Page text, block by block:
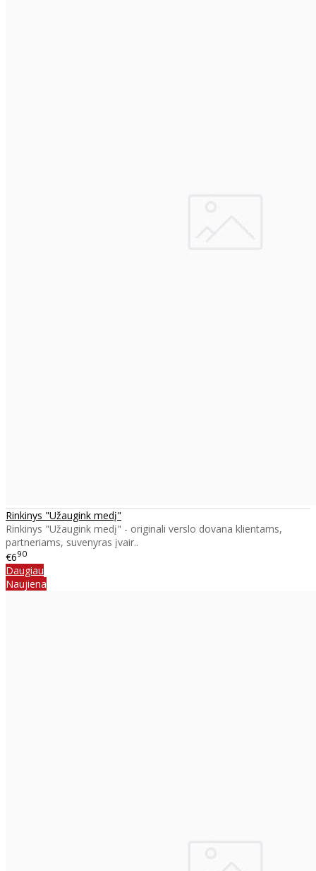
Rinkinys "Užaugink medį"
Rinkinys "Užaugink medį" - originali verslo dovana klientams,
partneriams, suvenyras įvair..
€690
Daugiau
Naujiena